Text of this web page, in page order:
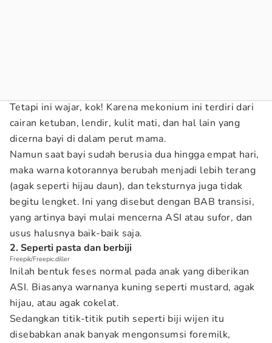
Tetapi ini wajar, kok! Karena mekonium ini terdiri dari
cairan ketuban, lendir, kulit mati, dan hal lain yang
dicerna bayi di dalam perut mama.
Namun saat bayi sudah berusia dua hingga empat hari,
maka warna kotorannya berubah menjadi lebih terang
(agak seperti hijau daun), dan teksturnya juga tidak
begitu lengket. Ini yang disebut dengan BAB transisi,
yang artinya bayi mulai mencerna ASI atau sufor, dan
usus halusnya baik-baik saja.
2. Seperti pasta dan berbiji
Freepik/Freepic.diller
Inilah bentuk feses normal pada anak yang diberikan
ASI. Biasanya warnanya kuning seperti mustard, agak
hijau, atau agak cokelat.
Sedangkan titik-titik putih seperti biji wijen itu
disebabkan anak banyak mengonsumsi foremilk,